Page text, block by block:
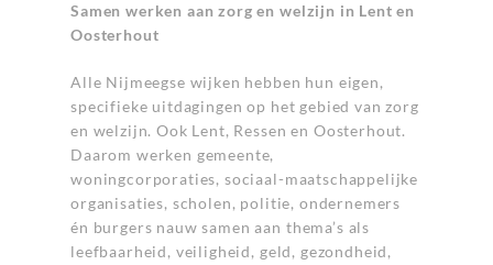
Samen werken aan zorg en welzijn in Lent en
Oosterhout
Alle Nijmeegse wijken hebben hun eigen,
specifieke uitdagingen op het gebied van zorg
en welzijn. Ook Lent, Ressen en Oosterhout.
Daarom werken gemeente,
woningcorporaties, sociaal-maatschappelijke
organisaties, scholen, politie, ondernemers
én burgers nauw samen aan thema’s als
leefbaarheid, veiligheid, geld, gezondheid,